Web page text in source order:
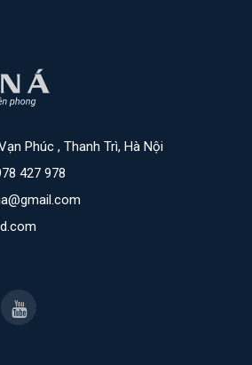
Phúc , Thanh Trì, Hà Nội
427 978